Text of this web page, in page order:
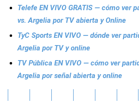
Sports
Telefe EN VIVO GRATIS — cómo ver
vs. Argelia por TV abierta y Online
TyC Sports EN VIVO — dónde ver
Argelia por TV y online
TV Pública EN VIVO — cómo ver
Argelia por señal abierta y online